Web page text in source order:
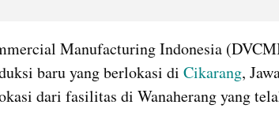
Manufacturing Indonesia
baru yang berlokasi di Cikarang
dari fasilitas di Wanaherang yang